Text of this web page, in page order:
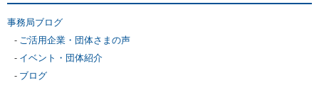
事務局ブログ
ご活用企業・団体さまの声
イベント・団体紹介
ブログ